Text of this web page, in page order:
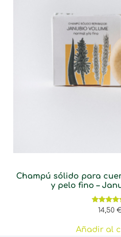
Champú sólido para
y pelo fino –
con
de 5
14,50
Añadir al